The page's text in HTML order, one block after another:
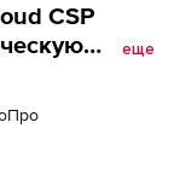
CSP
еще